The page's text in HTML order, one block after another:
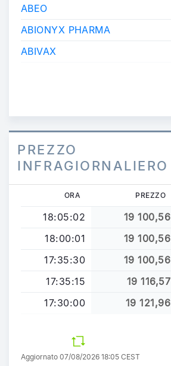
ABEO
ABIONYX PHARMA
ABIVAX
PREZZO
INFRAGIORNALIERO
ORA PREZZO
18:05:02 19 100,56
18:00:01
19 100,56
17:35:30
19 100,56
17:35:15
19 116,57
17:30:00
19 121,96
Aggiornato 07/08/2026 18:05 CEST